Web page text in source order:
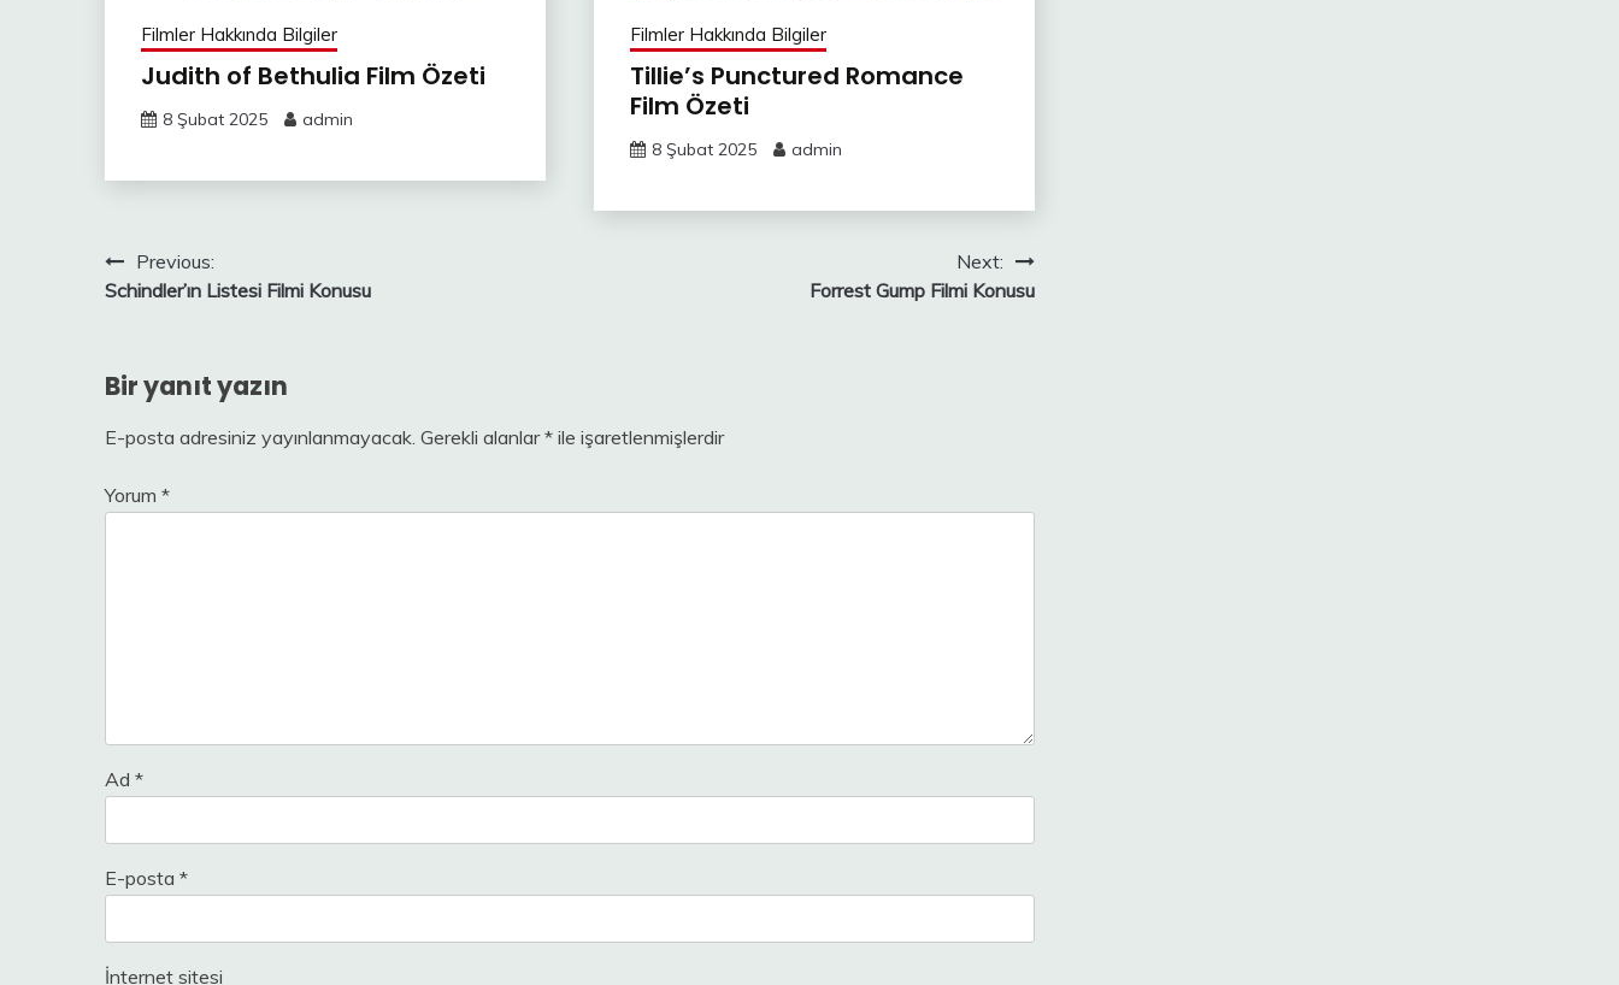
Filmler Hakkında Bilgiler
Judith of Bethulia Film Özeti
8 Şubat 2025 admin
Filmler Hakkında Bilgiler
Tillie’s Punctured Romance
Film Özeti
8 Şubat 2025 admin
Yazı
gezinmesi
Previous:
Schindler’ın Listesi Filmi Konusu
Next:
Forrest Gump Filmi Konusu
Bir yanıt yazın
E-posta adresiniz yayınlanmayacak. Gerekli alanlar* ile işaretlenmişlerdir
Yorum *
Ad *
E-posta *
İnternet sitesi